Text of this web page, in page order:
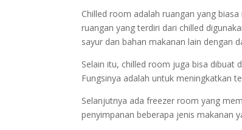
Chilled room adalah ruangan yang
ruangan yang terdiri dari chilled
sayur dan bahan makanan lain dengan
Selain itu, chilled room juga bisa dibuat
Fungsinya adalah untuk meningkatkan
Selanjutnya ada freezer room yang
penyimpanan beberapa jenis makanan